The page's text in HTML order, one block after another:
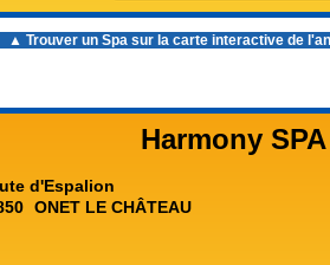
▲ Trouver un Spa sur la carte interactive de l'
Harmony SPA
d'Espalion
ONET LE CHÂTEAU